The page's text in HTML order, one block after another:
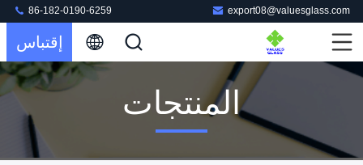
export08@valuesglass.com
86-182-0190-6259
إقتباس
المنتجات